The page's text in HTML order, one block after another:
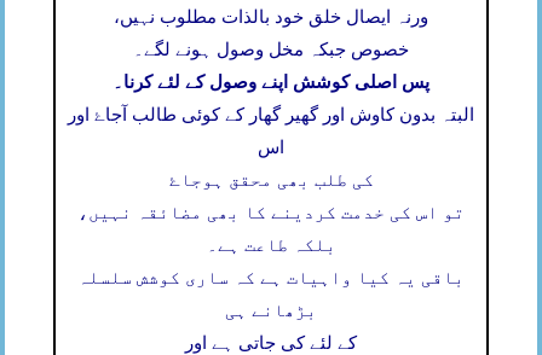
ورنہ ایصال خلق خود بالذات مطلوب نہیں،
خصوص جبکہ مخل وصول ہونے لگے۔
پس اصلی کوشش اپنے وصول کے لئے کرنا۔
البتہ بدون کاوش اور گھیر گھار کے کوئی طالب آجاۓ اور
اس
کی طلب بھی محقق ہوجاۓ
تو اس کی خدمت کردینے کا بھی مضائقہ نہیں،
بلکہ طاعت ہے۔
باقی یہ کیا واہیات ہے کہ ساری کوشش سلسلہ
بڑھانے ہی
کے لئے کی جاتی ہے اور